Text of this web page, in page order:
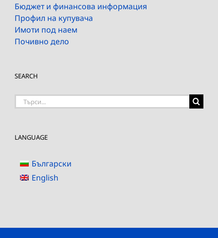
Бюджет и финансова информация
Профил на купувача
Имоти под наем
Почивно дело
SEARCH
Търсене
LANGUAGE
Български
English